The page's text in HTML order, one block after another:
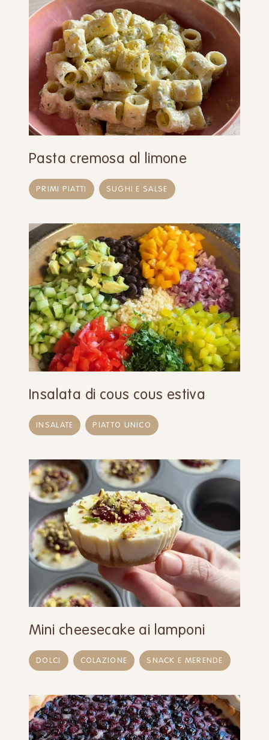
Pasta cremosa al limone
PRIMI PIATTI SUGHI E SALSE
Insalata di cous cous estiva
INSALATE PIATTO UNICO
Mini cheesecake ai lamponi
DOLCI COLAZIONE SNACK E MERENDE